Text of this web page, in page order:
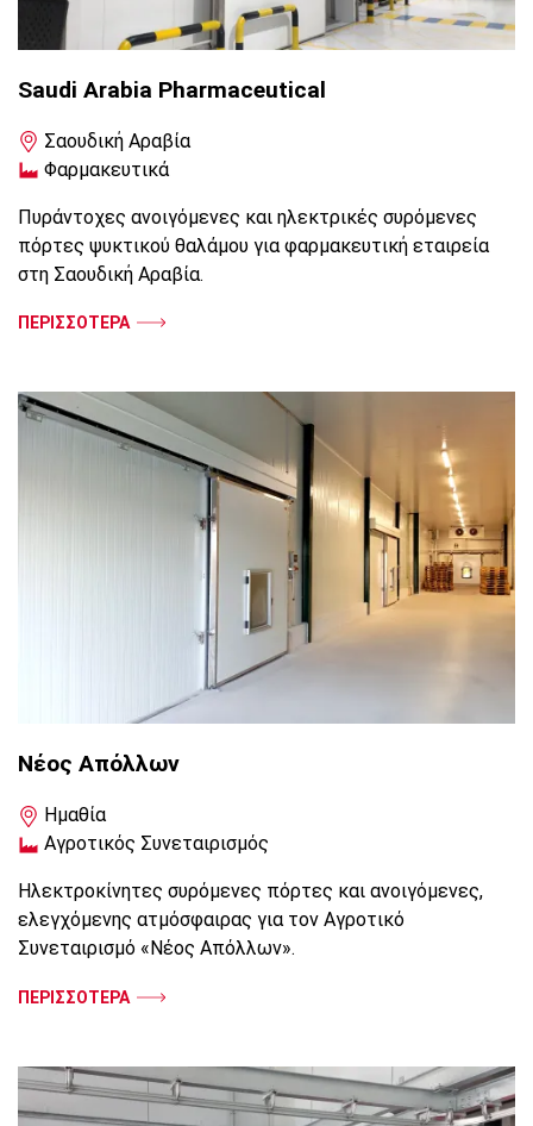
Saudi Arabia Pharmaceutical
Σαουδική Αραβία
Φαρμακευτικά
Πυράντοχες ανοιγόμενες και ηλεκτρικές συρόμενες
πόρτες ψυκτικού θαλάμου για φαρμακευτική εταιρεία
στη Σαουδική Αραβία.
ΠΕΡΙΣΣΟΤΕΡΑ
Νέος Απόλλων
Ημαθία
Αγροτικός Συνεταιρισμός
Ηλεκτροκίνητες συρόμενες πόρτες και ανοιγόμενες,
ελεγχόμενης ατμόσφαιρας για τον Αγροτικό
Συνεταιρισμό «Νέος Απόλλων».
ΠΕΡΙΣΣΟΤΕΡΑ